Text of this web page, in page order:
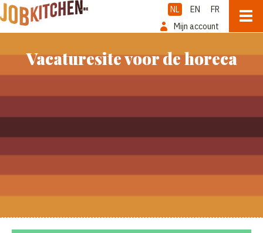
NL EN
FR
Mijn account
Vacaturesite voor de horeca